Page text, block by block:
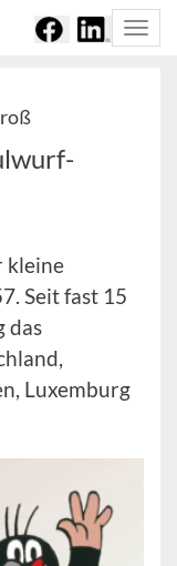
kleine
Seit fast 15
das
Luxemburg